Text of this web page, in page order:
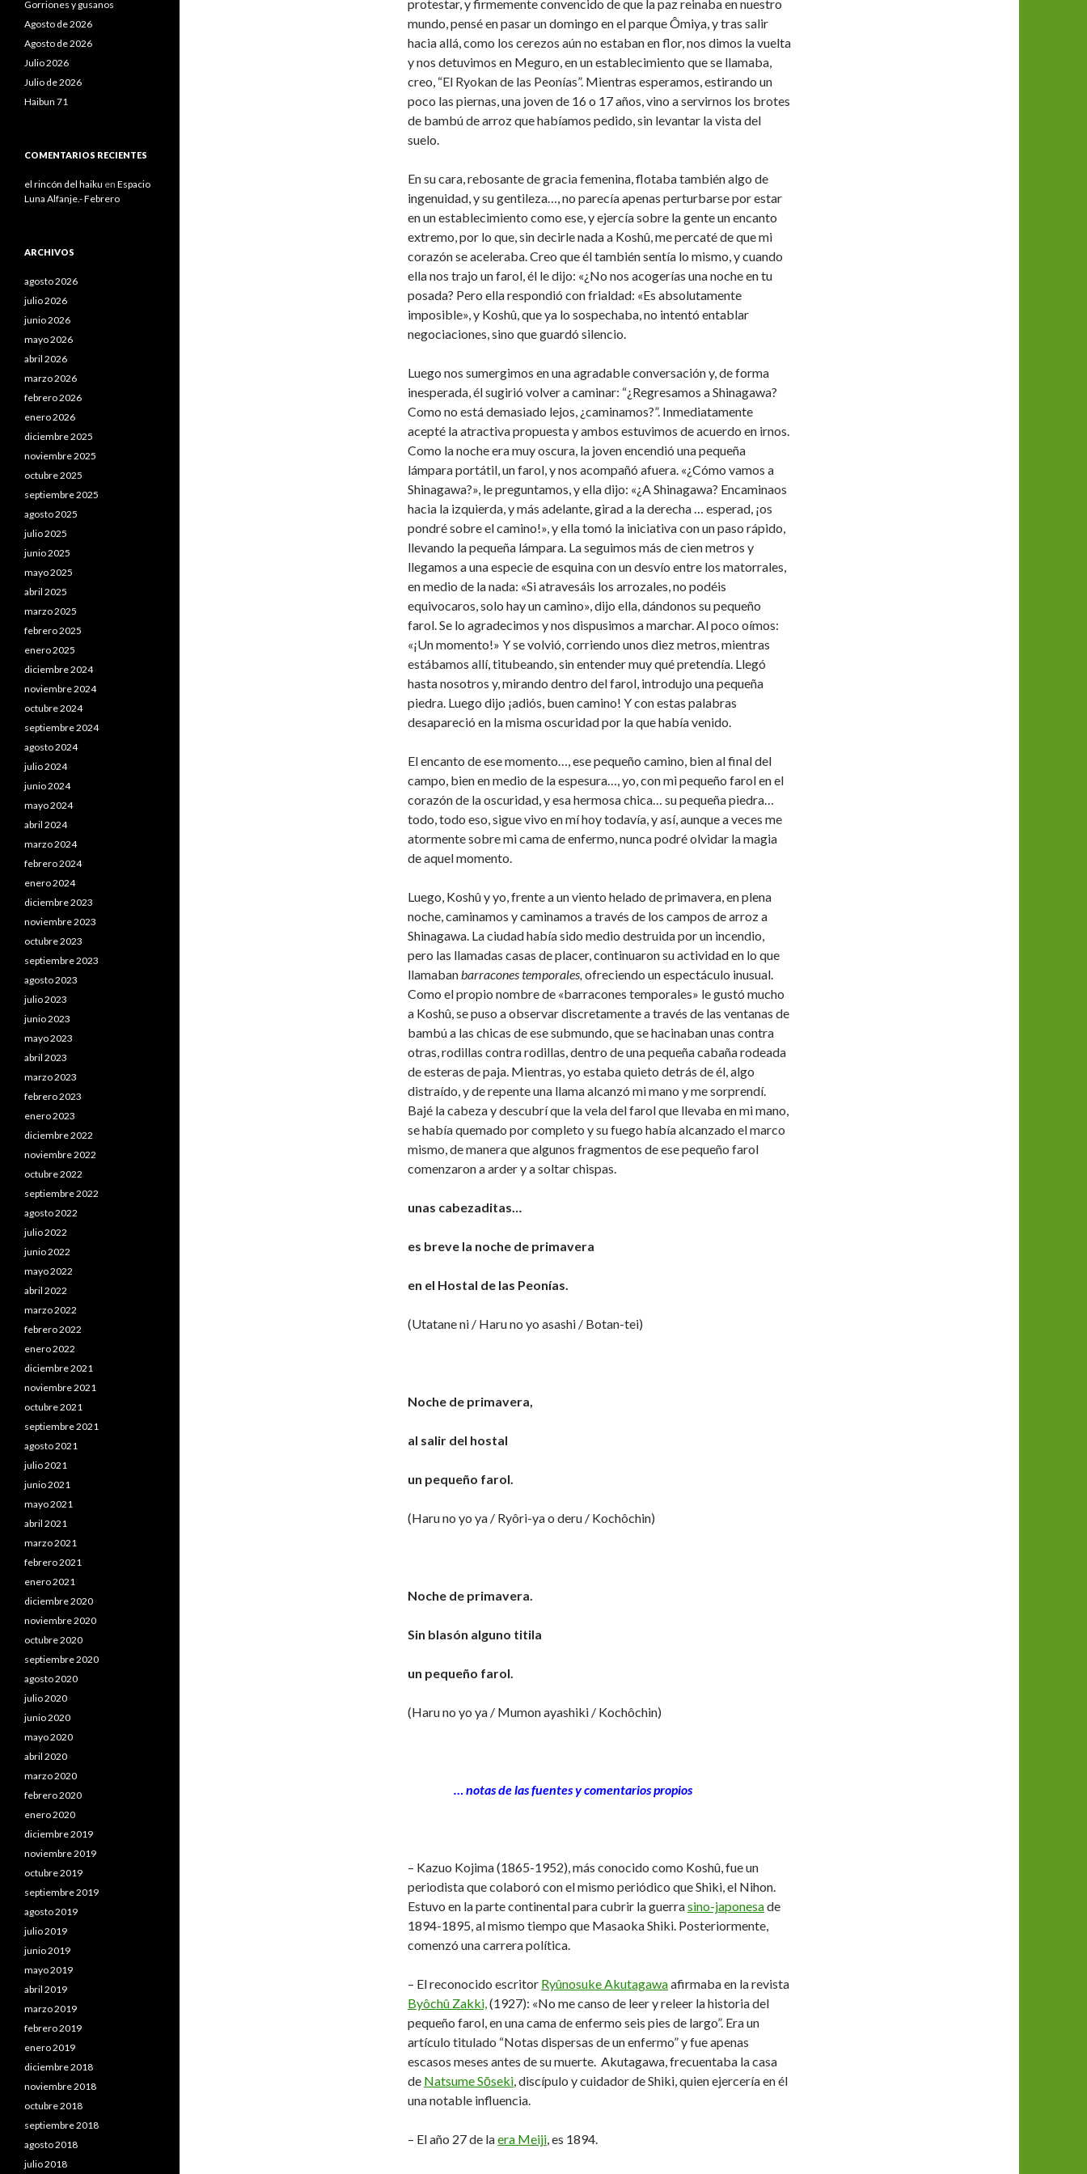
protestar, y firmemente convencido de que la paz reinaba en nuestro
mundo, pensé en pasar un domingo en el parque Ômiya, y tras salir
hacia allá, como los cerezos aún no estaban en flor, nos dimos la vuelta
y nos detuvimos en Meguro, en un establecimiento que se llamaba,
creo, “El Ryokan de las Peonías”. Mientras esperamos, estirando un
poco las piernas, una joven de 16 o 17 años, vino a servirnos los brotes
de bambú de arroz que habíamos pedido, sin levantar la vista del
suelo.
En su cara, rebosante de gracia femenina, flotaba también algo de
ingenuidad, y su gentileza…, no parecía apenas perturbarse por estar
en un establecimiento como ese, y ejercía sobre la gente un encanto
extremo, por lo que, sin decirle nada a Koshû, me percaté de que mi
corazón se aceleraba. Creo que él también sentía lo mismo, y cuando
ella nos trajo un farol, él le dijo: «¿No nos acogerías una noche en tu
posada? Pero ella respondió con frialdad: «Es absolutamente
imposible», y Koshû, que ya lo sospechaba, no intentó entablar
negociaciones, sino que guardó silencio.
Luego nos sumergimos en una agradable conversación y, de forma
inesperada, él sugirió volver a caminar: “¿Regresamos a Shinagawa?
Como no está demasiado lejos, ¿caminamos?”. Inmediatamente
acepté la atractiva propuesta y ambos estuvimos de acuerdo en irnos.
Como la noche era muy oscura, la joven encendió una pequeña
lámpara portátil, un farol, y nos acompañó afuera. «¿Cómo vamos a
Shinagawa?», le preguntamos, y ella dijo: «¿A Shinagawa? Encaminaos
hacia la izquierda, y más adelante, girad a la derecha … esperad, ¡os
pondré sobre el camino!», y ella tomó la iniciativa con un paso rápido,
llevando la pequeña lámpara. La seguimos más de cien metros y
llegamos a una especie de esquina con un desvío entre los matorrales,
en medio de la nada: «Si atravesáis los arrozales, no podéis
equivocaros, solo hay un camino», dijo ella, dándonos su pequeño
farol. Se lo agradecimos y nos dispusimos a marchar. Al poco oímos:
«¡Un momento!» Y se volvió, corriendo unos diez metros, mientras
estábamos allí, titubeando, sin entender muy qué pretendía. Llegó
hasta nosotros y, mirando dentro del farol, introdujo una pequeña
piedra. Luego dijo ¡adiós, buen camino! Y con estas palabras
desapareció en la misma oscuridad por la que había venido.
El encanto de ese momento…, ese pequeño camino, bien al final del
campo, bien en medio de la espesura…, yo, con mi pequeño farol en el
corazón de la oscuridad, y esa hermosa chica… su pequeña piedra…
todo, todo eso, sigue vivo en mí hoy todavía, y así, aunque a veces me
atormente sobre mi cama de enfermo, nunca podré olvidar la magia
de aquel momento.
Luego, Koshû y yo, frente a un viento helado de primavera, en plena
noche, caminamos y caminamos a través de los campos de arroz a
Shinagawa. La ciudad había sido medio destruida por un incendio,
pero las llamadas casas de placer, continuaron su actividad en lo que
llamabanbarracones temporales, ofreciendo un espectáculo inusual.
Como el propio nombre de «barracones temporales» le gustó mucho
a Koshû, se puso a observar discretamente a través de las ventanas de
bambú a las chicas de ese submundo, que se hacinaban unas contra
otras, rodillas contra rodillas, dentro de una pequeña cabaña rodeada
de esteras de paja. Mientras, yo estaba quieto detrás de él, algo
distraído, y de repente una llama alcanzó mi mano y me sorprendí.
Bajé la cabeza y descubrí que la vela del farol que llevaba en mi mano,
se había quemado por completo y su fuego había alcanzado el marco
mismo, de manera que algunos fragmentos de ese pequeño farol
comenzaron a arder y a soltar chispas.
unas cabezaditas…
es breve la noche de primavera
en el Hostal de las Peonías.
(Utatane ni / Haru no yo asashi / Botan-tei)
Noche de primavera,
al salir del hostal
un pequeño farol.
(Haru no yo ya / Ryôri-ya o deru / Kochôchin)
Noche de primavera.
Sin blasón alguno titila
un pequeño farol.
(Haru no yo ya / Mumon ayashiki / Kochôchin)
… notas de las fuentes y comentarios propios
– Kazuo Kojima (1865-1952), más conocido como Koshû, fue un
periodista que colaboró ​​con el mismo periódico que Shiki, el Nihon.
Estuvo en la parte continental para cubrir la guerrasino-japonesade
1894-1895, al mismo tiempo que Masaoka Shiki. Posteriormente,
comenzó una carrera política.
– El reconocido escritor Ryûnosuke Akutagawaafirmaba en la revista
Byôchû Zakki,(1927): «No me canso de leer y releer la historia del
pequeño farol, en una cama de enfermo seis pies de largo”. Era un
artículo titulado “Notas dispersas de un enfermo” y fue apenas
escasos meses antes de su muerte. Akutagawa, frecuentaba la casa
de Natsume Sōseki, discípulo y cuidador de Shiki, quien ejercería en él
una notable influencia.
– El año 27 de laera Meiji, es 1894.
Gorriones y gusanos
Agosto de 2026
Agosto de 2026
Julio 2026
Julio de 2026
Haibun 71
COMENTARIOS RECIENTES
el rincón del haiku en Espacio
Luna Alfanje.- Febrero
ARCHIVOS
agosto 2026
julio 2026
junio 2026
mayo 2026
abril 2026
marzo 2026
febrero 2026
enero 2026
diciembre 2025
noviembre 2025
octubre 2025
septiembre 2025
agosto 2025
julio 2025
junio 2025
mayo 2025
abril 2025
marzo 2025
febrero 2025
enero 2025
diciembre 2024
noviembre 2024
octubre 2024
septiembre 2024
agosto 2024
julio 2024
junio 2024
mayo 2024
abril 2024
marzo 2024
febrero 2024
enero 2024
diciembre 2023
noviembre 2023
octubre 2023
septiembre 2023
agosto 2023
julio 2023
junio 2023
mayo 2023
abril 2023
marzo 2023
febrero 2023
enero 2023
diciembre 2022
noviembre 2022
octubre 2022
septiembre 2022
agosto 2022
julio 2022
junio 2022
mayo 2022
abril 2022
marzo 2022
febrero 2022
enero 2022
diciembre 2021
noviembre 2021
octubre 2021
septiembre 2021
agosto 2021
julio 2021
junio 2021
mayo 2021
abril 2021
marzo 2021
febrero 2021
enero 2021
diciembre 2020
noviembre 2020
octubre 2020
septiembre 2020
agosto 2020
julio 2020
junio 2020
mayo 2020
abril 2020
marzo 2020
febrero 2020
enero 2020
diciembre 2019
noviembre 2019
octubre 2019
septiembre 2019
agosto 2019
julio 2019
junio 2019
mayo 2019
abril 2019
marzo 2019
febrero 2019
enero 2019
diciembre 2018
noviembre 2018
octubre 2018
septiembre 2018
agosto 2018
julio 2018